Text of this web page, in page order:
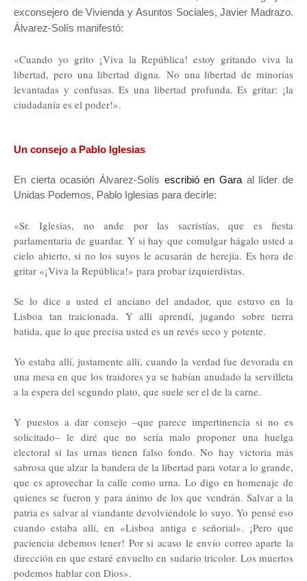
exconsejero de Vivienda y Asuntos Sociales, Javier Madrazo.
Álvarez-Solís manifestó:
«Cuando yo grito ¡Viva la República! estoy gritando viva la
libertad, pero una libertad digna. No una libertad de minorías
levantadas y confusas. Es una libertad profunda. Es gritar: ¡la
ciudadanía es el poder!».
Un consejo a Pablo Iglesias
En cierta ocasión Álvarez-Solís escribió en Gara al líder de
Unidas Podemos, Pablo Iglesias para decirle:
«Sr. Iglesias, no ande por las sacristías, que es fiesta
parlamentaria de guardar. Y si hay que comulgar hágalo usted a
cielo abierto, si no los suyos le acusarán de herejía. Es hora de
gritar «¡Viva la República!» para probar izquierdistas.
Se lo dice a usted el anciano del andador, que estuvo en la
Lisboa tan traicionada. Y allí aprendí, jugando sobre tierra
batida, que lo que precisa usted es un revés seco y potente.
Yo estaba allí, justamente allí, cuando la verdad fue devorada en
una mesa en que los traidores ya se habían anudado la servilleta
a la espera del segundo plato, que suele ser el de la carne.
Y puestos a dar consejo –que parece impertinencia si no es
solicitado– le diré que no sería malo proponer una huelga
electoral si las urnas tienen falso fondo. No hay victoria más
sabrosa que alzar la bandera de la libertad para votar a lo grande,
que es aprovechar la calle como urna. Lo digo en homenaje de
quienes se fueron y para ánimo de los que vendrán. Salvar a la
patria es salvar al viandante devolviéndole lo suyo. Yo pensé eso
cuando estaba allí, en «Lisboa antiga e señorial». ¡Pero que
paciencia debemos tener! Por si acaso le envío correo aparte la
dirección en que estaré envuelto en sudario tricolor. Los muertos
podemos hablar con Dios».